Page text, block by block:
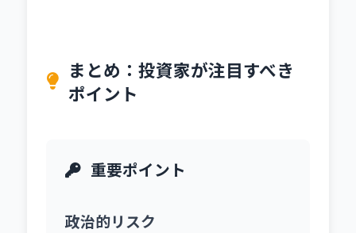
まとめ：投資家が注目すべき
ポイント
重要ポイント
政治的リスク